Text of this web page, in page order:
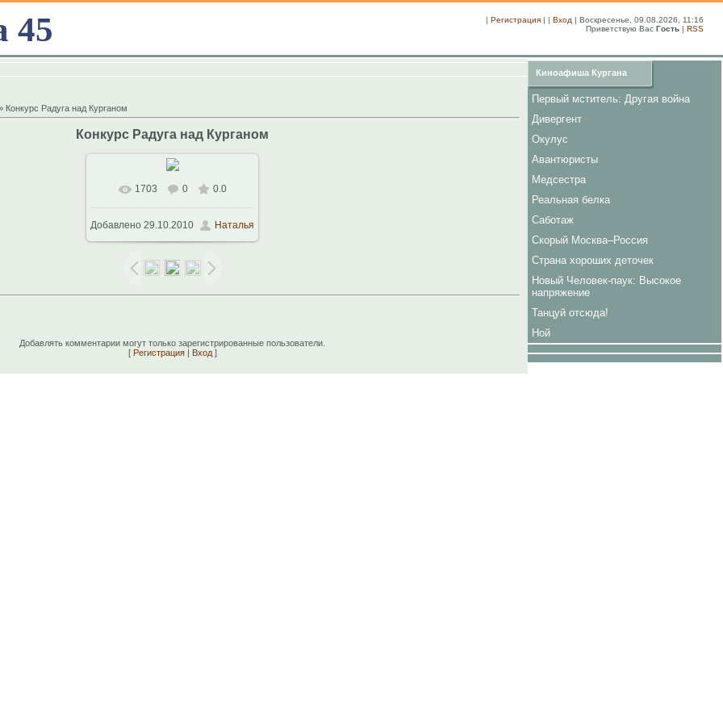
45 | Регистрация | | Вход | Воскресенье, 09.08.2026, 11:16
Приветствую Вас Гость | RSS
Конкурс Радуга над Курганом
Конкурс Радуга над Курганом
В реальном размере
1024x683/ 292.2Kb
1703 0 0.0
Добавлено 29.10.2010 Наталья
Добавлять комментарии могут только зарегистрированные пользователи.
[ Регистрация| Вход]
Киноафиша Кургана
Первый мститель: Другая война
Дивергент
Окулус
Авантюристы
Медсестра
Реальная белка
Саботаж
Скорый Москва–Россия
Страна хороших деточек
Новый Человек-паук: Высокое
напряжение
Танцуй отсюда!
Ной